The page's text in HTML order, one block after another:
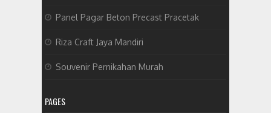
Panel Pagar Beton Precast Pracetak
Riza Craft Jaya Mandiri
Souvenir Pernikahan Murah
PAGES